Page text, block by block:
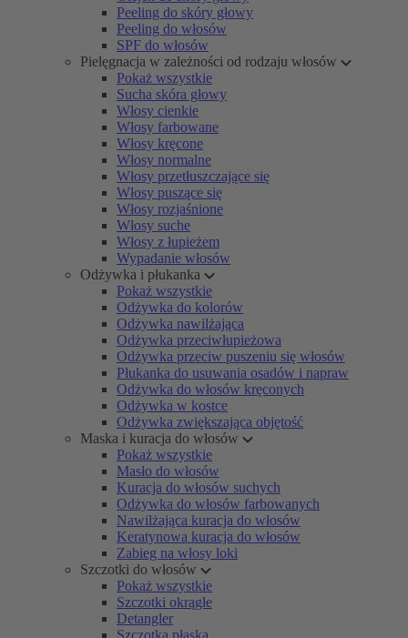
Peeling do skóry głowy
Peeling do włosów
SPF do włosów
Pielęgnacja w zależności od rodzaju włosów
Pokaż wszystkie
Sucha skóra głowy
Włosy cienkie
Włosy farbowane
Włosy kręcone
Włosy normalne
Włosy przetłuszczające się
Włosy puszące się
Włosy rozjaśnione
Włosy suche
Włosy z łupieżem
Wypadanie włosów
Odżywka i płukanka
Pokaż wszystkie
Odżywka do kolorów
Odżywka nawilżająca
Odżywka przeciwłupieżowa
Odżywka przeciw puszeniu się włosów
Płukanka do usuwania osadów i napraw
Odżywka do włosów kręconych
Odżywka w kostce
Odżywka zwiększająca objętość
Maska i kuracja do włosów
Pokaż wszystkie
Masło do włosów
Kuracja do włosów suchych
Odżywka do włosów farbowanych
Nawilżająca kuracja do włosów
Keratynowa kuracja do włosów
Zabieg na włosy loki
Szczotki do włosów
Pokaż wszystkie
Szczotki okrągłe
Detangler
Szczotka płaska